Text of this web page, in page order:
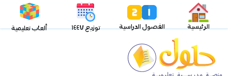
الرئيسية الفصول الدراسية توزيع ١٤٤٧ ألعاب تعليمية